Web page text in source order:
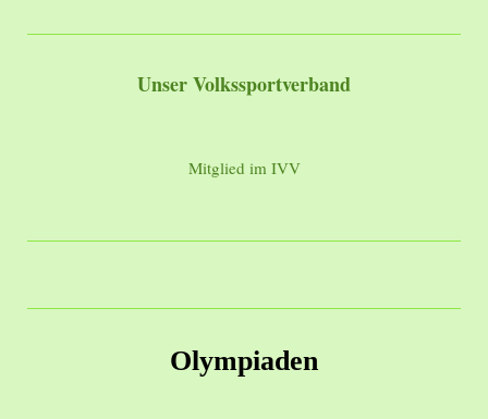
Unser Volkssportverband
Mitglied im IVV
Olympiaden